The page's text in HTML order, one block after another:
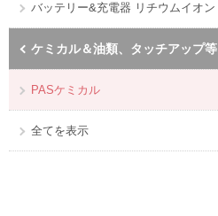
バッテリー&充電器 リチウムイオン
ケミカル＆油類、タッチアップ等
PASケミカル
全てを表示